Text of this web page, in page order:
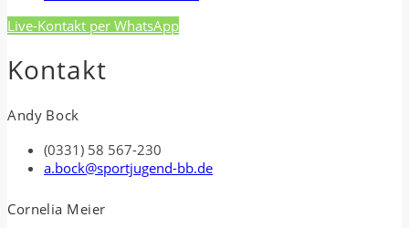
Live-Kontakt per WhatsApp
Kontakt
Andy Bock
(0331) 58 567-230
a.bock@sportjugend-bb.de
Cornelia Meier